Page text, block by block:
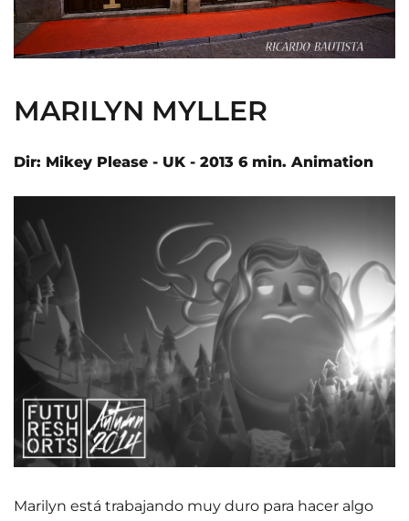
MARILYN MYLLER
Dir: Mikey Please - UK - 2013 6 min. Animation
Marilyn está trabajando muy duro para hacer algo